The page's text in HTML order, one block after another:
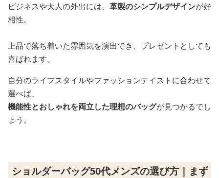
ビジネスや大人の外出には、 革製のシンプルデザインが好
相性。
上品で落ち着いた雰囲気を演出でき、プレゼントとしても
喜ばれます。
自分のライフスタイルやファッションテイストに合わせて
選べば、
機能性とおしゃれを両立した理想のバッグが見つかるでし
ょう。
ショルダーバッグ50代メンズの選び方｜まず